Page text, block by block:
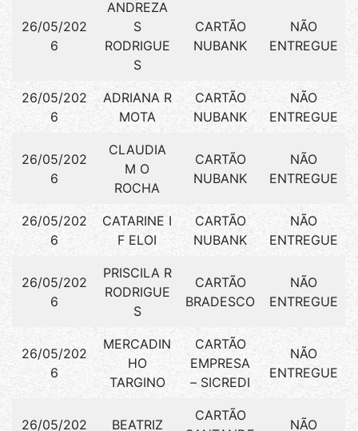
26/05/202
6
ANDREZA
S
RODRIGUE
S
CARTÃO
NUBANK
NÃO
ENTREGUE
26/05/202
6
ADRIANA R
MOTA
CARTÃO
NUBANK
NÃO
ENTREGUE
26/05/202
6
CLAUDIA
M O
ROCHA
CARTÃO
NUBANK
NÃO
ENTREGUE
26/05/202
6
CATARINE I
F ELOI
CARTÃO
NUBANK
NÃO
ENTREGUE
26/05/202
6
PRISCILA R
RODRIGUE
S
CARTÃO
BRADESCO
NÃO
ENTREGUE
26/05/202
6
MERCADIN
HO
TARGINO
CARTÃO
EMPRESA
– SICREDI
NÃO
ENTREGUE
26/05/202
BEATRIZ
CARTÃO
NÃO